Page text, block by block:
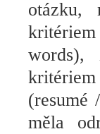
otázku,
kritériem
words),
kritériem
(resumé
měla